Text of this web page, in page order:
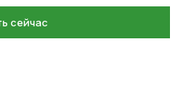
сейчас